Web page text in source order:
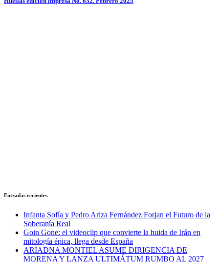
Entradas recientes
Infanta Sofía y Pedro Ariza Fernández Forjan el Futuro de la
Soberanía Real
Goin Gone: el videoclip que convierte la huida de Irán en
mitología épica, llega desde España
ARIADNA MONTIEL ASUME DIRIGENCIA DE
MORENA Y LANZA ULTIMÁTUM RUMBO AL 2027